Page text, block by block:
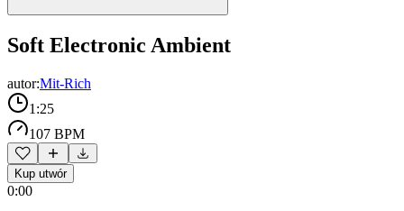
Soft Electronic Ambient
autor:Mit-Rich
1:25
107 BPM
Kup utwór
0:00